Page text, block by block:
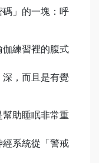
」的一塊：呼
伽練習裡的腹式
，而且是有覺
助睡眠非常重
系統從「警戒